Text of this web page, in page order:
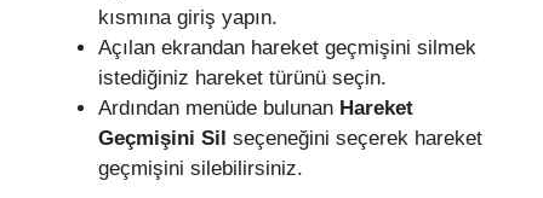
kısmına giriş yapın.
Açılan ekrandan hareket geçmişini silmek
istediğiniz hareket türünü seçin.
Ardından menüde bulunan Hareket
Geçmişini Sil seçeneğini seçerek hareket
geçmişini silebilirsiniz.